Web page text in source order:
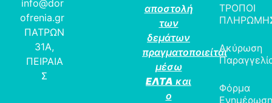
info@dor
ofrenia.gr
ΠΑΤΡΩΝ
31Α,
ΠΕΙΡΑΙΑ
Σ
αποστολή
των
δεμάτων
πραγματοποιείται
μέσω
ΕΛΤΑ και
ο
ΤΡΟΠΟΙ
Ακύρωση
Φόρμα